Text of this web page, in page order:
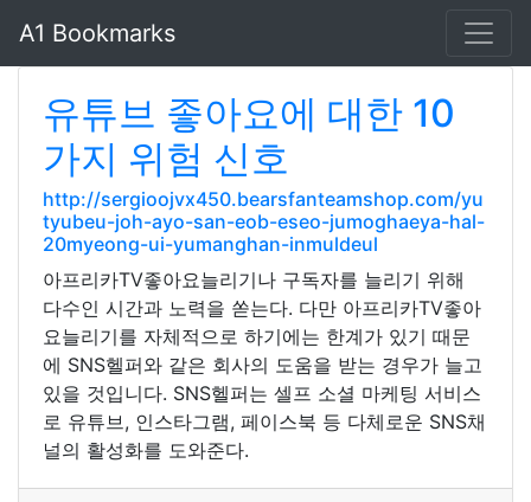
A1 Bookmarks
유튜브 좋아요에 대한 10
가지 위험 신호
http://sergioojvx450.bearsfanteamshop.com/yu
tyubeu-joh-ayo-san-eob-eseo-jumoghaeya-hal-
20myeong-ui-yumanghan-inmuldeul
아프리카TV좋아요늘리기나 구독자를 늘리기 위해
다수인 시간과 노력을 쏟는다. 다만 아프리카TV좋아
요늘리기를 자체적으로 하기에는 한계가 있기 때문
에 SNS헬퍼와 같은 회사의 도움을 받는 경우가 늘고
있을 것입니다. SNS헬퍼는 셀프 소셜 마케팅 서비스
로 유튜브, 인스타그램, 페이스북 등 다체로운 SNS채
널의 활성화를 도와준다.